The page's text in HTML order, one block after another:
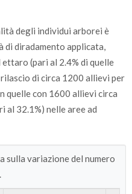
degli individui arborei è
di diradamento applicata,
(pari al 2.4% di quelle
di circa 1200 allievi per
quelle con 1600 allievi circa
al 32.1%) nelle aree ad
sulla variazione del numero